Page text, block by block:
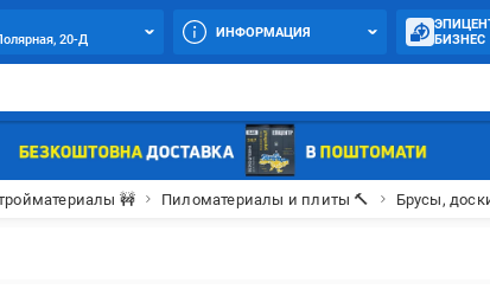
20-Д
ИНФОРМАЦИЯ
БИЗНЕС
🚧 Пиломатериалы и плиты 🔨 Брусы,